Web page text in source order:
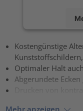
powered by
Kostengünstige
Optimaler Halt
Abgerundete